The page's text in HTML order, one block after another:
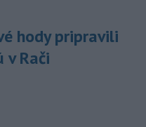
hody pripravili
v Rači